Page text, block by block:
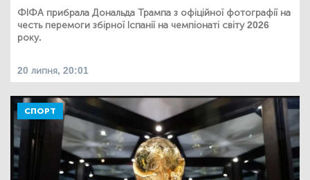
ФІФА прибрала Дональда Трампа з офіційної фотографії на
честь перемоги збірної Іспанії на чемпіонаті світу 2026
року.
20 липня, 20:01
СПОРТ